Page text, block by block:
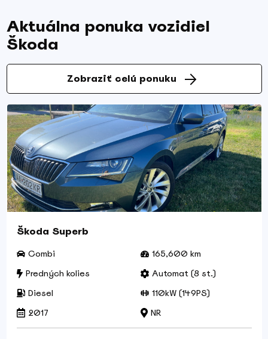
Aktuálna ponuka vozidiel
Škoda
Zobraziť celú ponuku
Škoda Superb
Combi
165,600 km
Predných kolies
Automat (8 st.)
Diesel
110kW (149PS)
2017
NR